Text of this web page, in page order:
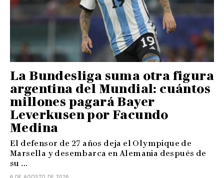
La Bundesliga suma otra figura
argentina del Mundial: cuántos
millones pagará Bayer
Leverkusen por Facundo
Medina
El defensor de 27 años deja el Olympique de
Marsella y desembarca en Alemania después de
su ...
6 DE AGOSTO DE 2026